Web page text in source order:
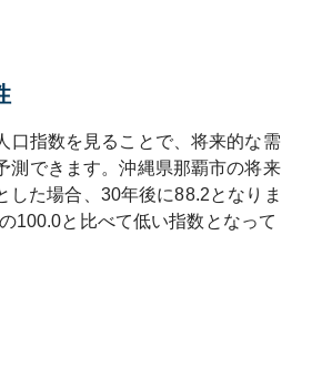
口指数を見ることで、将来的な需
測できます。沖縄県那覇市の将来
した場合、30年後に88.2となりま
100.0と比べて低い指数となって